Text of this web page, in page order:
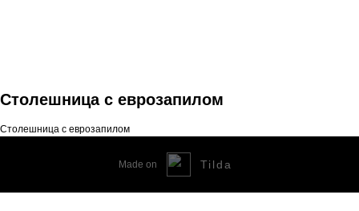
Столешница с еврозапилом
Столешница с еврозапилом
Made on Tilda